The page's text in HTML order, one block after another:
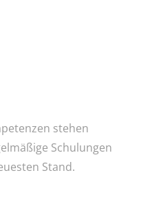
stehen
Schulungen
Stand.